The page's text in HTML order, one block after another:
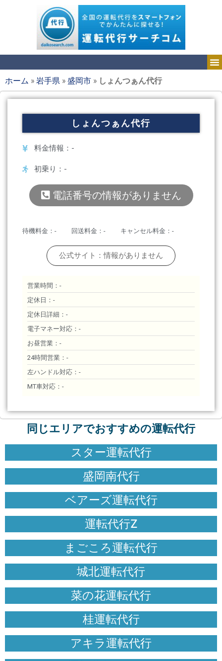
ホーム »岩手県 » 盛岡市 » しょんつぁん代行
しょんつぁん代行
料金情報：-
初乗り：-
電話番号の情報がありません
待機料金：- 回送料金：- キャンセル料金：-
公式サイト：情報がありません
営業時間：-
定休日：-
定休日詳細：-
電子マネー対応：-
お昼営業：-
24時間営業：-
左ハンドル対応：-
MT車対応：-
同じエリアでおすすめの運転代行
スター運転代行
盛岡南代行
ベアーズ運転代行
運転代行Z
まごころ運転代行
城北運転代行
菜の花運転代行
桂運転代行
アキラ運転代行